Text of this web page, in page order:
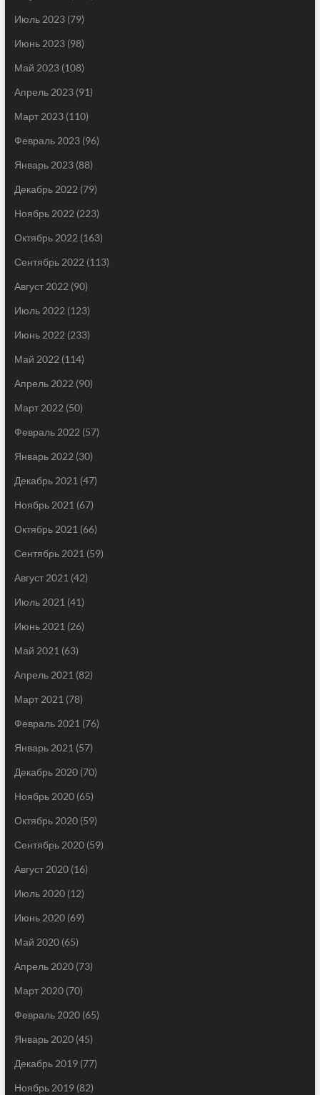
Июль 2023(79)
Июнь 2023(98)
Май 2023(108)
Апрель 2023(91)
Март 2023(110)
Февраль 2023(96)
Январь 2023(88)
Декабрь 2022 (79)
Ноябрь 2022 (223)
Октябрь 2022 (163)
Сентябрь 2022 (113)
Август 2022 (90)
Июль 2022 (123)
Июнь 2022 (233)
Май 2022 (114)
Апрель 2022 (90)
Март 2022 (50)
Февраль 2022 (57)
Январь 2022 (30)
Декабрь 2021 (47)
Ноябрь 2021 (67)
Октябрь 2021 (66)
Сентябрь 2021 (59)
Август 2021 (42)
Июль 2021 (41)
Июнь 2021 (26)
Май 2021 (63)
Апрель 2021 (82)
Март 2021 (78)
Февраль 2021 (76)
Январь 2021 (57)
Декабрь 2020(70)
Ноябрь 2020(65)
Октябрь 2020(59)
Сентябрь 2020(59)
Август 2020(16)
Июль 2020(12)
Июнь 2020(69)
Май 2020(65)
Апрель 2020(73)
Март 2020(70)
Февраль 2020(65)
Январь 2020(45)
Декабрь 2019(77)
Ноябрь 2019(82)